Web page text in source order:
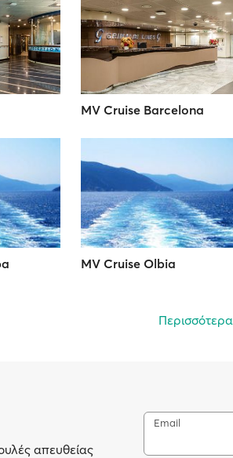
MV Cruise Barcelona
MV Cruise Olbia
Περισσότερα
απευθείας
Email